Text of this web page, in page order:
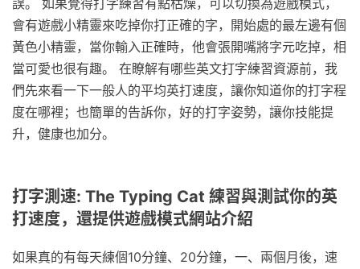
會有遊戲小精靈來吃掉你打正確的字，開始處的最左邊有個
黃色小精靈，當你輸入正確時，他會張開嘴將字元吃掉，相
當可愛也很有趣。 在瞭解有哪些英文打字練習資源前，我
們先來看一下一般人的平均英打速度，讓你知道你的打字程
度在哪裡；也簡單的告訴你，好的打字姿勢，讓你技能提
升，健康也加分。
打字測速: The Typing Cat 練習與測試你的英
打速度，還提供遊戲模式網站介紹
如果真的有每天練個10分鐘、20分鐘，一、兩個月後，速